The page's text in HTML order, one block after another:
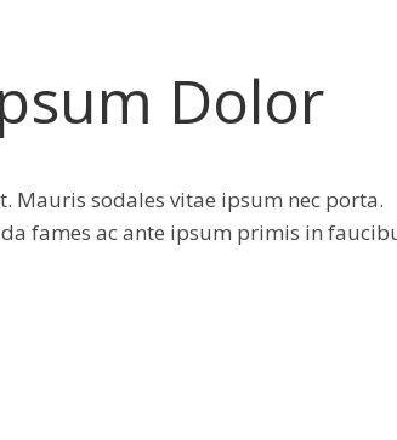
Dolor
sodales vitae ipsum nec porta.
fames ac ante ipsum primis in